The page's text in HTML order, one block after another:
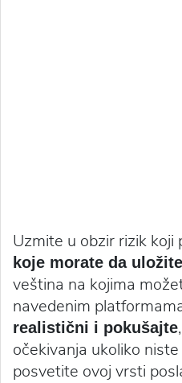
Uzmite u obzir rizik koji
koje morate da uložite
veština na kojima
navedenim
realistični i pokušajte
očekivanja ukoliko
posvetite ovoj vrsti